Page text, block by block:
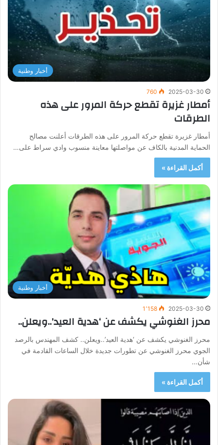
أخبار وطنية
2025-03-30
760
أمطار غزيرة تقطع حركة المرور على هذه
الطرقات
أمطار غزيرة تقطع حركة المرور على هذه الطرقات أعلنت مصالح
الحماية المدنية بالكاف عن مواصلتها معاينة منسوب وادي سراط على…
أكمل القراءة »
أخبار وطنية
2025-03-30 1٬158
محرز الغنوشي يكشف عن ‘هدية العيد’..ويعلن..
محرز الغنوشي يكشف عن ‘هدية العيد’..ويعلن.. كشف المهندس بالرصد
الجوي محرز الغنوشي عن تطورات جديدة خلال الساعات القادمة في
شأن…
أكمل القراءة »